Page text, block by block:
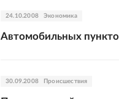
24.10.2008 Экономика
Автомобильных
30.09.2008 Происшествия